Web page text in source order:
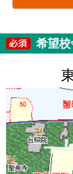
希望校